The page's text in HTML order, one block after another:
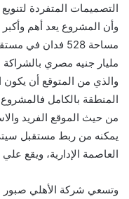
التصميمات المتفردة
وأن المشروع يعد أهم
مليار جنيه مصري بالشراكة
والذي من المتوقع أن
المنطقة بالكامل فالمشروع
من حيث الموقع الفريد
يمكنه من ربط مستقبل سيتي
العاصمة الإدارية، ويقع علي بعد 5 دقائق
وتسعي شركة الأهلي